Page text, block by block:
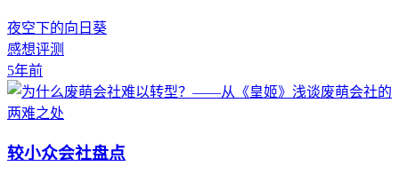
夜空下的向日葵
感想评测
5年前
较小众会社盘点